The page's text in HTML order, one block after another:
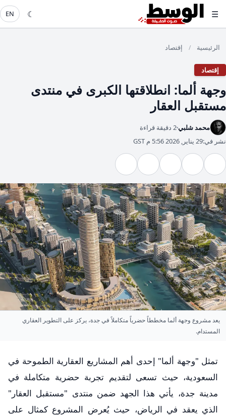
☰
☾
EN
الرئيسية / إقتصاد
إقتصاد
وجهة ألما: انطلاقتها الكبرى في منتدى
مستقبل العقار
محمد شلبي2 دقيقة قراءة
نشر في:29 يناير, 2026 5:56 م GST
يعد مشروع وجهة ألما مخططاً حضرياً متكاملاً في جدة، يركز على التطوير العقاري
المستدام.
تمثل "وجهة ألما" إحدى أهم المشاريع العقارية الطموحة في
السعودية، حيث تسعى لتقديم تجربة حضرية متكاملة في
مدينة جدة، يأتي هذا الجهد ضمن منتدى "مستقبل العقار"
الذي يعقد في الرياض، حيث يُعرض المشروع كمثال على